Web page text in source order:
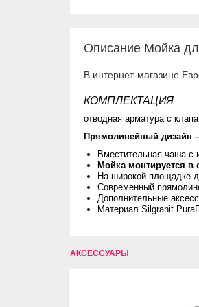
Описание Мойка
В интернет-магазине
КОМПЛЕКТАЦИЯ
отводная арматура с
Прямолинейный дизaйн
Вместительная чaша с
Мойка монтируется в
На широкой площадке
Современный
Дополнительные
Материал Silgranit
АКСЕССУАРЫ